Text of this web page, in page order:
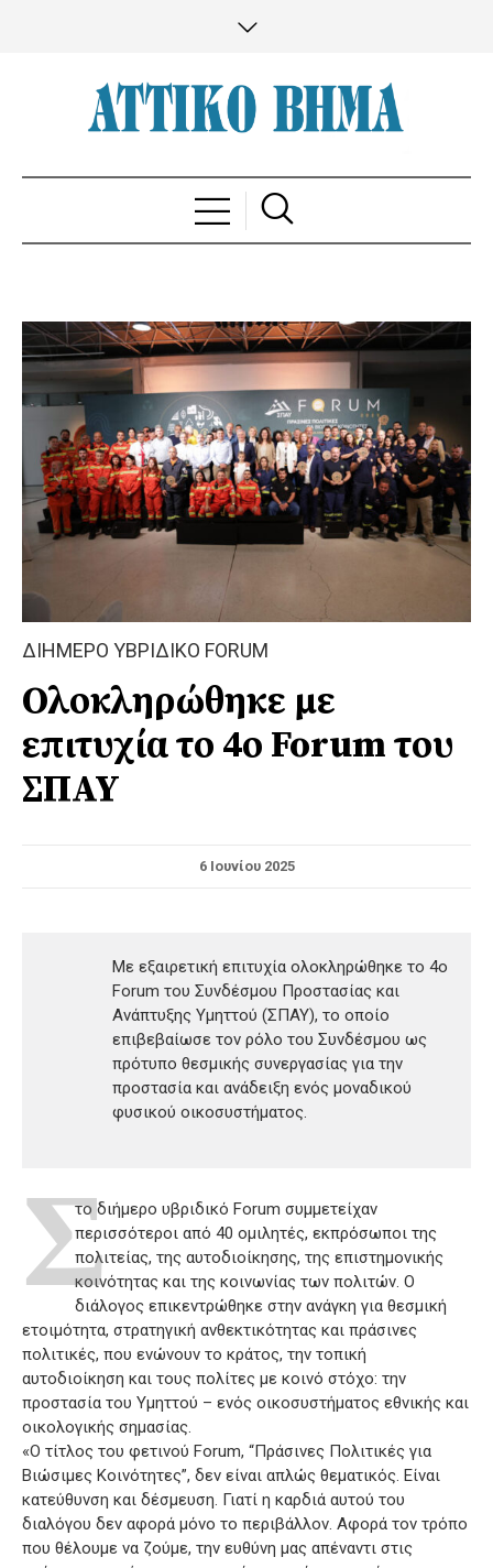
ΔΙΗΜΕΡΟ ΥΒΡΙΔΙΚΟ FORUM
Ολοκληρώθηκε με
επιτυχία το 4ο Forum του
ΣΠΑΥ
6 Ιουνίου 2025
Με εξαιρετική επιτυχία ολοκληρώθηκε το 4ο
Forum του Συνδέσμου Προστασίας και
Ανάπτυξης Υμηττού (ΣΠΑΥ), το οποίο
επιβεβαίωσε τον ρόλο του Συνδέσμου ως
πρότυπο θεσμικής συνεργασίας για την
προστασία και ανάδειξη ενός μοναδικού
φυσικού οικοσυστήματος.
Στο διήμερο υβριδικό Forum συμμετείχαν
περισσότεροι από 40 ομιλητές, εκπρόσωποι της
πολιτείας, της αυτοδιοίκησης, της επιστημονικής
κοινότητας και της κοινωνίας των πολιτών. Ο
διάλογος επικεντρώθηκε στην ανάγκη για θεσμική
ετοιμότητα, στρατηγική ανθεκτικότητας και πράσινες
πολιτικές, που ενώνουν το κράτος, την τοπική
αυτοδιοίκηση και τους πολίτες με κοινό στόχο: την
προστασία του Υμηττού – ενός οικοσυστήματος εθνικής και
οικολογικής σημασίας.
«Ο τίτλος του φετινού Forum, “Πράσινες Πολιτικές για
Βιώσιμες Κοινότητες”, δεν είναι απλώς θεματικός. Είναι
κατεύθυνση και δέσμευση. Γιατί η καρδιά αυτού του
διαλόγου δεν αφορά μόνο το περιβάλλον. Αφορά τον τρόπο
που θέλουμε να ζούμε, την ευθύνη μας απέναντι στις